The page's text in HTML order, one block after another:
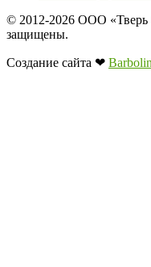
© 2012-2026 ООО «Тверь
защищены.
Создание сайта ❤